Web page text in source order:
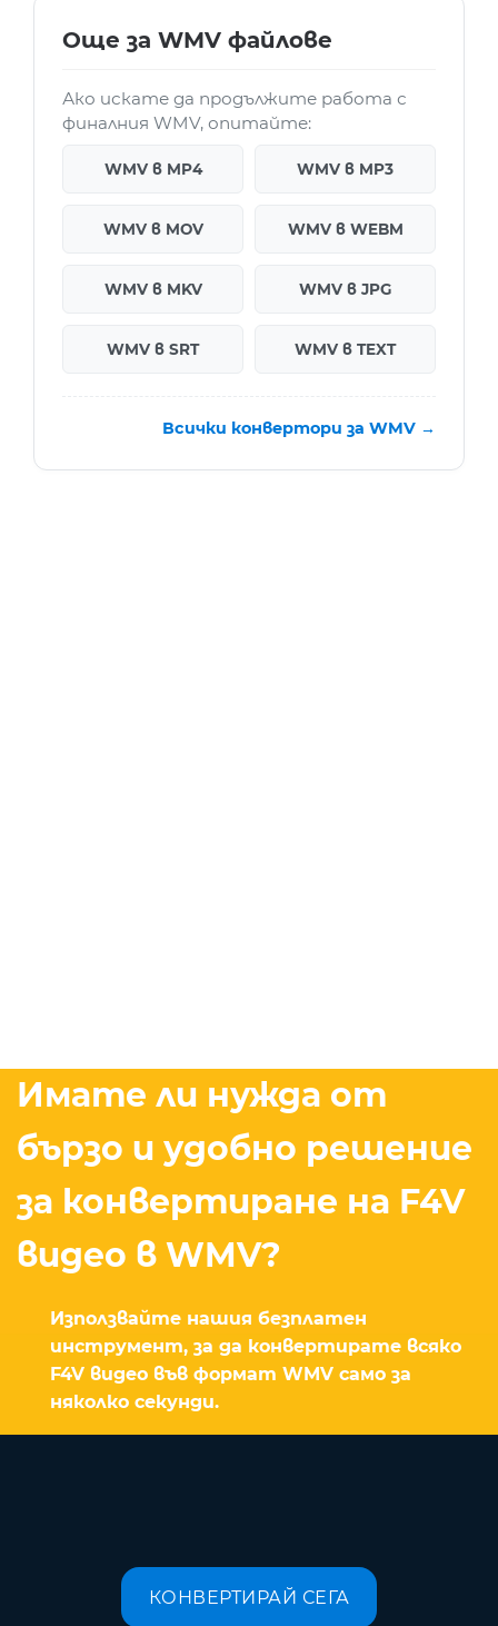
Още за WMV файлове
Ако искате да продължите работа с
финалния WMV, опитайте:
WMV в MP4 WMV в MP3
WMV в MOV WMV в WEBM
WMV в MKV WMV в JPG
WMV в SRT WMV в TEXT
Всички конвертори за WMV →
Имате ли нужда от
бързо и удобно решение
за конвертиране на F4V
видео в WMV?
Използвайте нашия безплатен
инструмент, за да конвертирате всяко
F4V видео във формат WMV само за
няколко секунди.
КОНВЕРТИРАЙ СЕГА